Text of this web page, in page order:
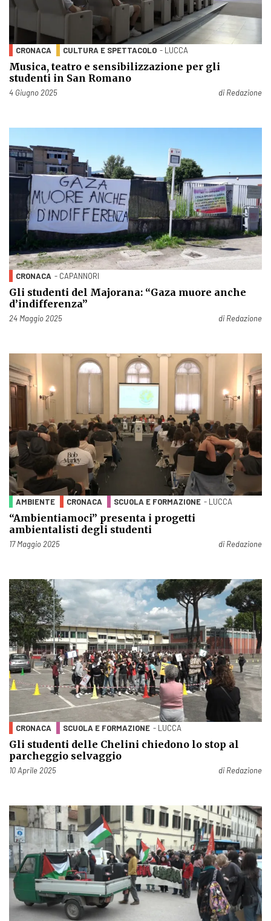
CRONACA CULTURA E SPETTACOLO - LUCCA
Musica, teatro e sensibilizzazione per gli
studenti in San Romano
Pubblicato il
4 Giugno 2025 di Redazione
CRONACA - CAPANNORI
Gli studenti del Majorana: “Gaza muore anche
d’indifferenza”
Pubblicato il
24 Maggio 2025 di Redazione
AMBIENTE CRONACA SCUOLA E FORMAZIONE - LUCCA
“Ambientiamoci” presenta i progetti
ambientalisti degli studenti
Pubblicato il
17 Maggio 2025 di Redazione
CRONACA SCUOLA E FORMAZIONE - LUCCA
Gli studenti delle Chelini chiedono lo stop al
parcheggio selvaggio
Pubblicato il
10 Aprile 2025 di Redazione